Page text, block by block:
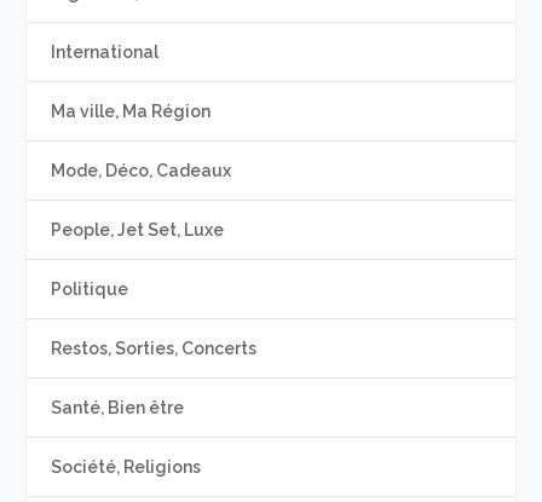
International
Ma ville, Ma Région
Mode, Déco, Cadeaux
People, Jet Set, Luxe
Politique
Restos, Sorties, Concerts
Santé, Bien être
Société, Religions